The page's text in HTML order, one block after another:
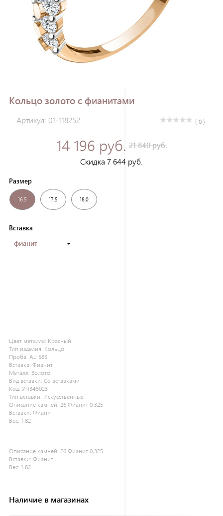
Кольцо золото с фианитами
Артикул: 01-118252 ( 0 )
14 196 руб. 21 840 руб.
Скидка 7 644 руб.
Размер
16.5 17.5 18.0
Вставка
фианит
Цвет металла: Красный
Тип изделия: Кольцо
Проба: Au 585
Вставка: Фианит
Металл: Золото
Вид вставки: Со вставками
Код: УЧ345023
Тип вставки: Искусственные
Описание камней: 26 Фианит 0,325
Вставки: Фианит
Вес: 1.82
Описание камней: 26 Фианит 0,325
Вставки: Фианит
Вес: 1.82
Наличие в магазинах
Зарегистрироваться